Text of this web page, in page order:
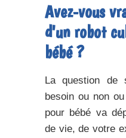
Avez-vous
d'un robot
bébé ?
La question de
besoin ou non
pour bébé va
de vie, de votre